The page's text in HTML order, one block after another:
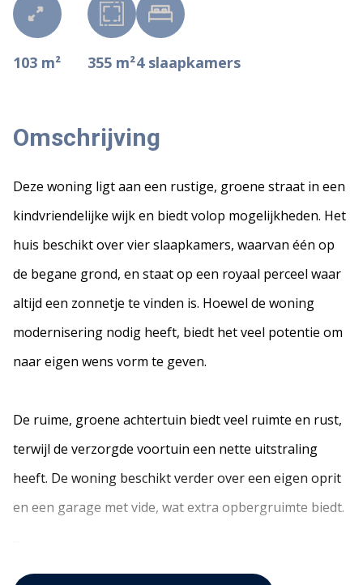
103 m² 355 m²4 slaapkamers
Omschrijving
Deze woning ligt aan een rustige, groene straat in een
kindvriendelijke wijk en biedt volop mogelijkheden. Het
huis beschikt over vier slaapkamers, waarvan één op
de begane grond, en staat op een royaal perceel waar
altijd een zonnetje te vinden is. Hoewel de woning
modernisering nodig heeft, biedt het veel potentie om
naar eigen wens vorm te geven.
De ruime, groene achtertuin biedt veel ruimte en rust,
terwijl de verzorgde voortuin een nette uitstraling
heeft. De woning beschikt verder over een eigen oprit
en een garage met vide, wat extra opbergruimte biedt.